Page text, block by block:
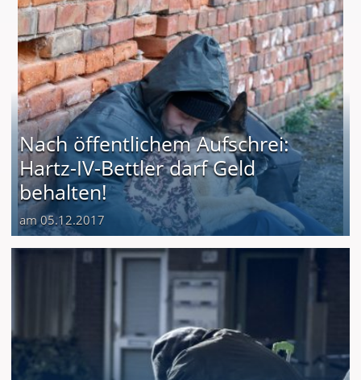
Nach öffentlichem Aufschrei:
Hartz-IV-Bettler darf Geld
behalten!
am 05.12.2017